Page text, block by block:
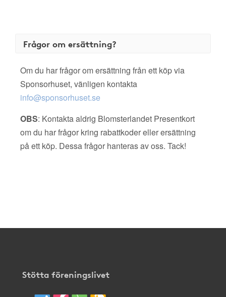
Frågor om ersättning?
Om du har frågor om ersättning från ett köp via
Sponsorhuset, vänligen kontakta
info@sponsorhuset.se
OBS: Kontakta aldrig Blomsterlandet Presentkort
om du har frågor kring rabattkoder eller ersättning
på ett köp. Dessa frågor hanteras av oss. Tack!
Stötta föreningslivet